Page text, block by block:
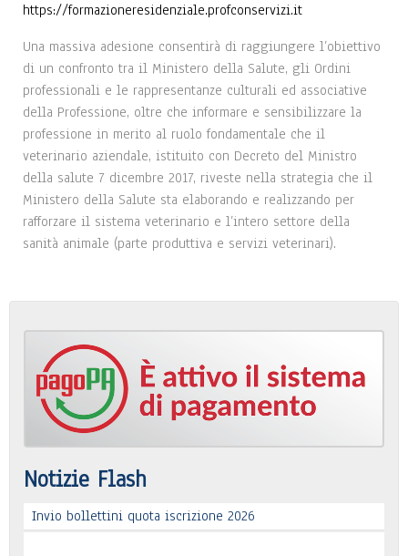
https://formazioneresidenziale.profconservizi.it
Una massiva adesione consentirà di raggiungere l’obiettivo
di un confronto tra il Ministero della Salute, gli Ordini
professionali e le rappresentanze culturali ed associative
della Professione, oltre che informare e sensibilizzare la
professione in merito al ruolo fondamentale che il
veterinario aziendale, istituito con Decreto del Ministro
della salute 7 dicembre 2017, riveste nella strategia che il
Ministero della Salute sta elaborando e realizzando per
rafforzare il sistema veterinario e l’intero settore della
sanità animale (parte produttiva e servizi veterinari).
Notizie Flash
Invio bollettini quota iscrizione 2026